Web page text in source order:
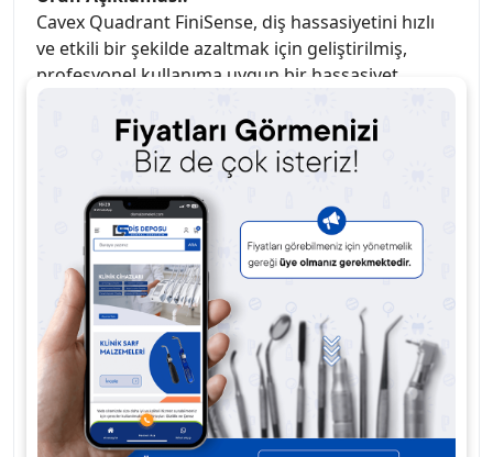
Cavex Quadrant FiniSense, diş hassasiyetini hızlı
ve etkili bir şekilde azaltmak için geliştirilmiş,
profesyonel kullanıma uygun bir hassasiyet
restoratif tedavi, periodontal uygulamalar ve diş
taşı temizliği sonrası oluşan hassasiyetin
önlenmesi ve giderilmesinde etkilidir.
Özel formülü sayesinde dentin tübüllerini
tıkayarak sinir uçlarının uyarılmasını engeller,
böylece ağrı ve hassasiyet hissini azaltır. Kolay
uygulanabilir yapısı sayesinde kliniklerde hızlı
çözüm sunar ve hasta konforunu artırır.
Hızlı ve etkili hassasiyet giderme.
Dentin tübüllerini kapatarak sinir uyarısını
engelleme.